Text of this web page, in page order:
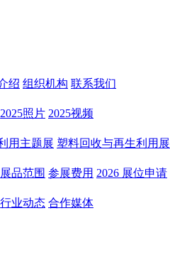
绍 组织机构 联系我们
2025照片 2025视频
用主题展 塑料回收与再生利用展
展品范围 参展费用 2026 展位申请
行业动态 合作媒体